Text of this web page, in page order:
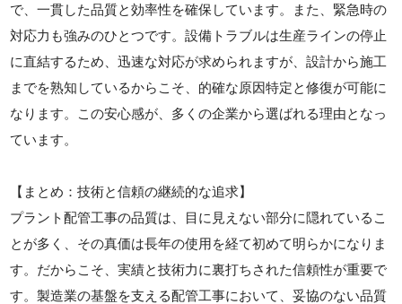
で、一貫した品質と効率性を確保しています。また、緊急時の
対応力も強みのひとつです。設備トラブルは生産ラインの停止
に直結するため、迅速な対応が求められますが、設計から施工
までを熟知しているからこそ、的確な原因特定と修復が可能に
なります。この安心感が、多くの企業から選ばれる理由となっ
ています。
【まとめ：技術と信頼の継続的な追求】
プラント配管工事の品質は、目に見えない部分に隠れているこ
とが多く、その真価は長年の使用を経て初めて明らかになりま
す。だからこそ、実績と技術力に裏打ちされた信頼性が重要で
す。製造業の基盤を支える配管工事において、妥協のない品質